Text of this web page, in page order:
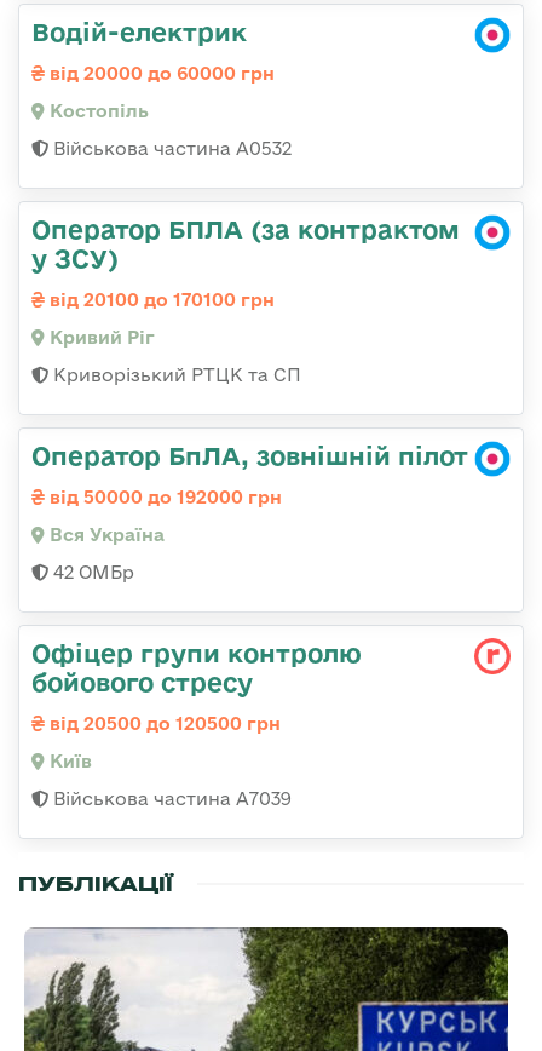
Водій-електрик
від 20000 до 60000 грн
Костопіль
Військова частина А0532
Оператор БПЛА (за контрактом
у ЗСУ)
від 20100 до 170100 грн
Кривий Ріг
Криворізький РТЦК та СП
Оператор БпЛА, зовнішній пілот
від 50000 до 192000 грн
Вся Україна
42 ОМБр
Офіцер групи контролю
бойового стресу
від 20500 до 120500 грн
Київ
Військова частина А7039
ПУБЛІКАЦІЇ